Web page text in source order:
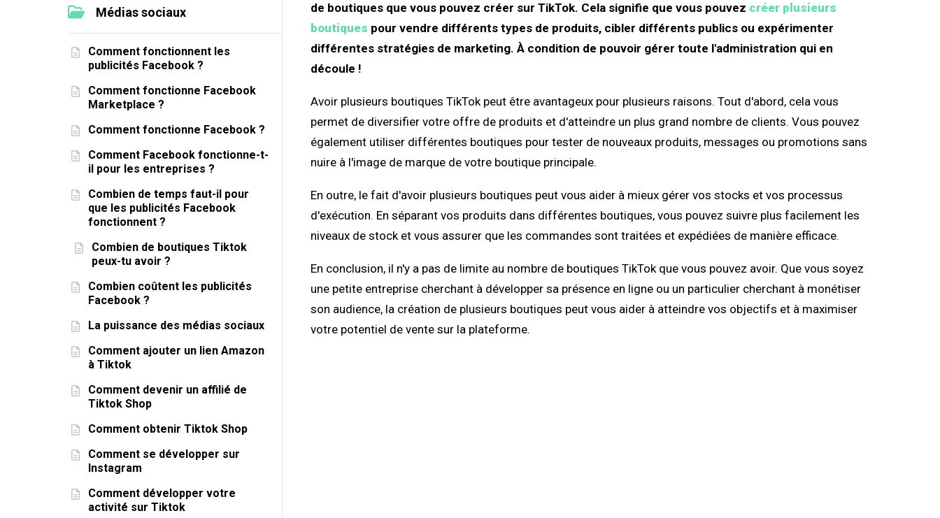
Médias sociaux
Comment fonctionnent les
publicités Facebook ?
Comment fonctionne Facebook
Marketplace ?
Comment fonctionne Facebook ?
Comment Facebook fonctionne-t-
il pour les entreprises ?
Combien de temps faut-il pour
que les publicités Facebook
fonctionnent ?
Combien de boutiques Tiktok
peux-tu avoir ?
Combien coûtent les publicités
Facebook ?
La puissance des médias sociaux
Comment ajouter un lien Amazon
à Tiktok
Comment devenir un affilié de
Tiktok Shop
Comment obtenir Tiktok Shop
Comment se développer sur
Instagram
Comment développer votre
activité sur Tiktok
de boutiques que vous pouvez créer sur TikTok. Cela signifie que vous pouvez créer plusieurs
boutiques pour vendre différents types de produits, cibler différents publics ou expérimenter
différentes stratégies de marketing. À condition de pouvoir gérer toute l'administration qui en
découle !
Avoir plusieurs boutiques TikTok peut être avantageux pour plusieurs raisons. Tout d'abord, cela vous
permet de diversifier votre offre de produits et d'atteindre un plus grand nombre de clients. Vous pouvez
également utiliser différentes boutiques pour tester de nouveaux produits, messages ou promotions sans
nuire à l'image de marque de votre boutique principale.
En outre, le fait d'avoir plusieurs boutiques peut vous aider à mieux gérer vos stocks et vos processus
d'exécution. En séparant vos produits dans différentes boutiques, vous pouvez suivre plus facilement les
niveaux de stock et vous assurer que les commandes sont traitées et expédiées de manière efficace.
En conclusion, il n'y a pas de limite au nombre de boutiques TikTok que vous pouvez avoir. Que vous soyez
une petite entreprise cherchant à développer sa présence en ligne ou un particulier cherchant à monétiser
son audience, la création de plusieurs boutiques peut vous aider à atteindre vos objectifs et à maximiser
votre potentiel de vente sur la plateforme.